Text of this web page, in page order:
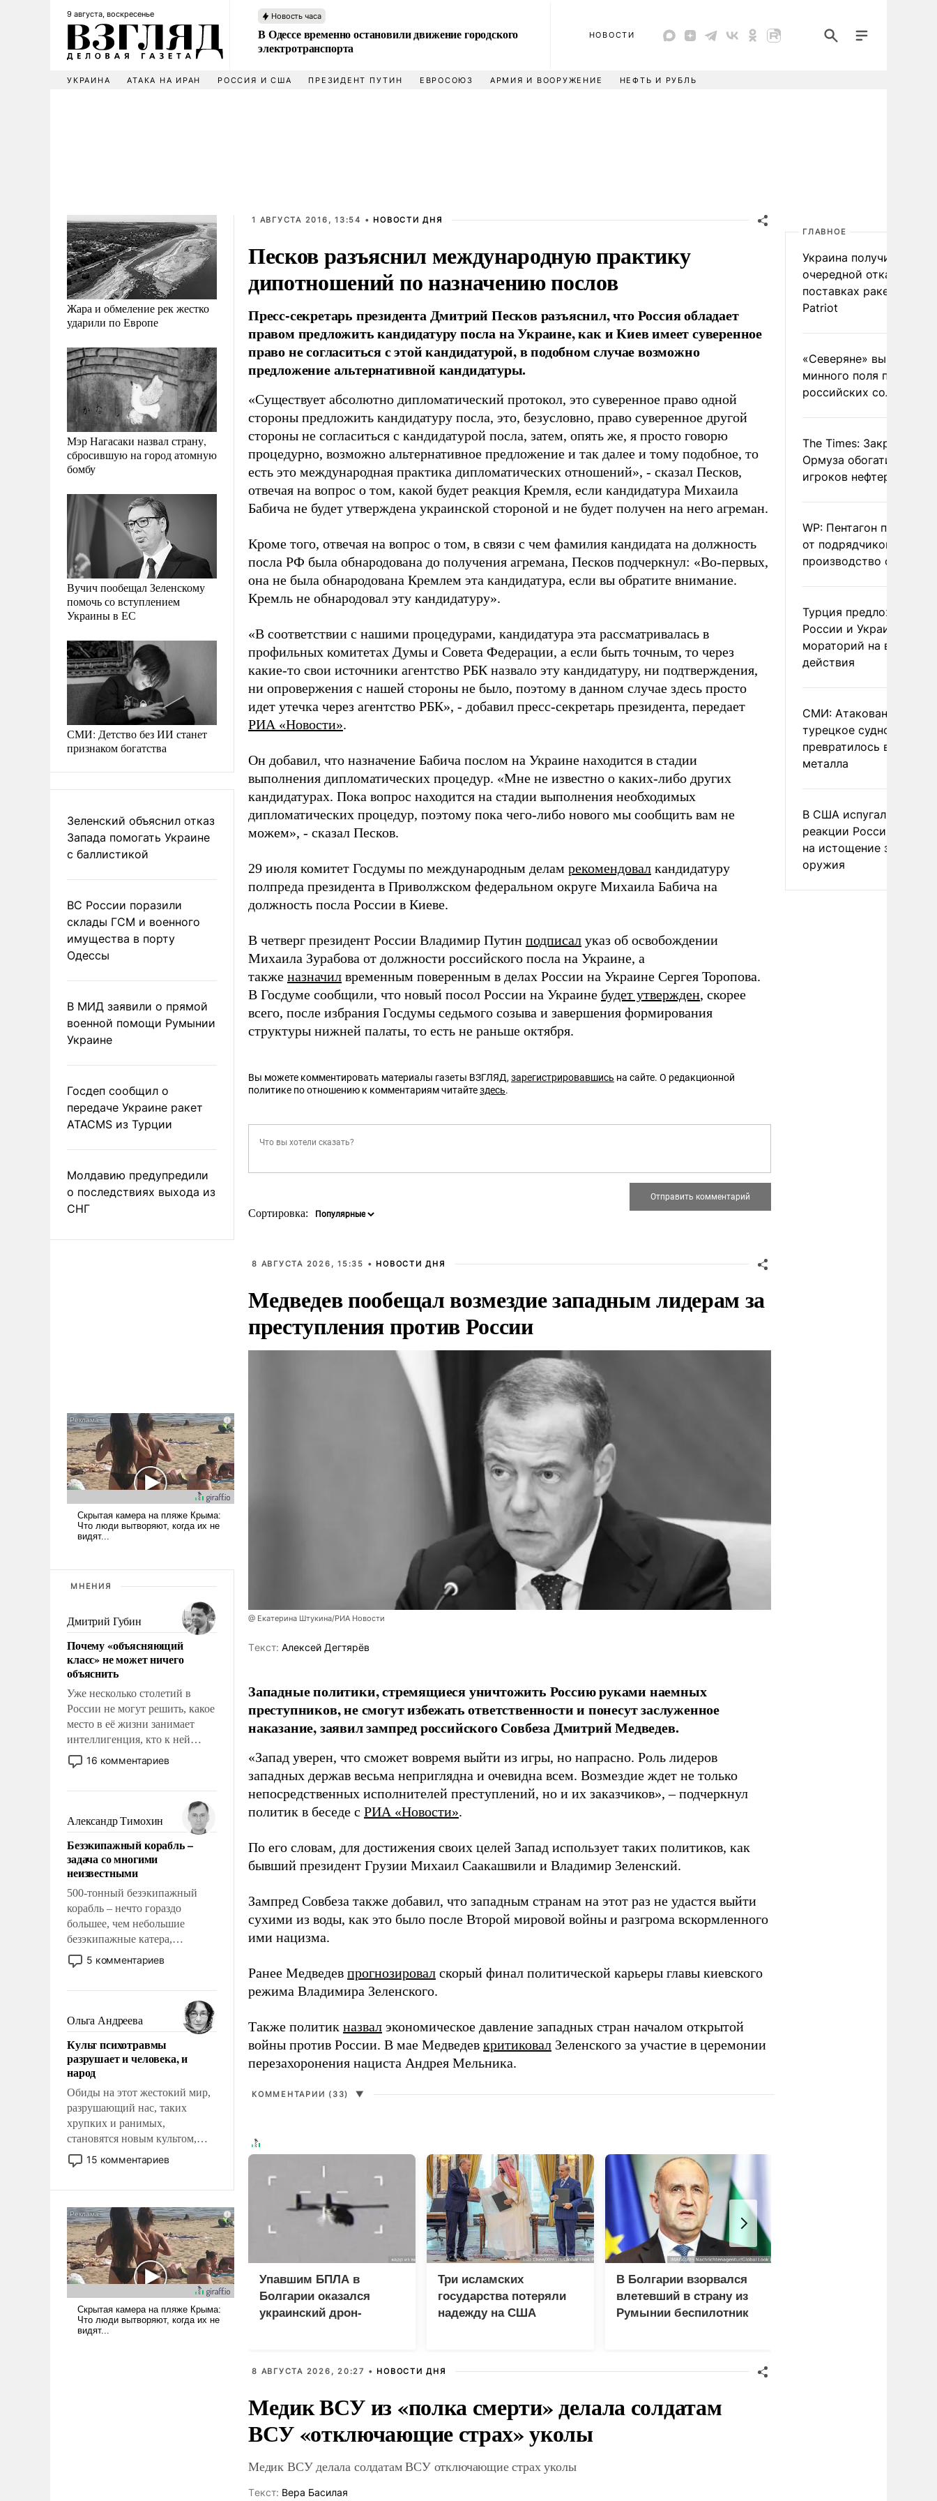
9 августа, воскресенье Новость часа
В Одессе временно остановили движение городского
электротранспорта
НОВОСТИ
УКРАИНА АТАКА НА ИРАН РОССИЯ И США ПРЕЗИДЕНТ ПУТИН ЕВРОСОЮЗ АРМИЯ И ВООРУЖЕНИЕ НЕФТЬ И РУБЛЬ
Жара и обмеление рек жестко
ударили по Европе
Мэр Нагасаки назвал страну,
сбросившую на город атомную
бомбу
Вучич пообещал Зеленскому
помочь со вступлением
Украины в ЕС
СМИ: Детство без ИИ станет
признаком богатства
Зеленский объяснил отказ
Запада помогать Украине
с баллистикой
ВС России поразили
склады ГСМ и военного
имущества в порту
Одессы
В МИД заявили о прямой
военной помощи Румынии
Украине
Госдеп сообщил о
передаче Украине ракет
ATACMS из Турции
Молдавию предупредили
о последствиях выхода из
СНГ
МНЕНИЯ
Дмитрий Губин
Почему «объясняющий
класс» не может ничего
объяснить
Уже несколько столетий в
России не могут решить, какое
место в её жизни занимает
интеллигенция, кто к ней
принадлежит, а кого из неё
исключили с правом
чем она отличается от просто
образованных людей. Иногда
казалось, что эти вопросы
решены раз и навсегда, но –
нет, не решены.
16 комментариев
Александр Тимохин
Безэкипажный корабль –
задача со многими
неизвестными
500-тонный безэкипажный
корабль – нечто гораздо
большее, чем небольшие
безэкипажные катера,
применение которых уже
стало обыденностью. Задача по
сложна и амбициозна. Однако
и ее реализация радикально
поднимет наши боевые
возможности.
5 комментариев
Ольга Андреева
Культ психотравмы
разрушает и человека, и
народ
Обиды на этот жестокий мир,
разрушающий нас, таких
хрупких и ранимых,
становятся новым культом,
постепенно вытесняя и
отменяя традиционное
ударами судьбы, брать на себя
ответственность, помогать
слабым, идти вперед и
адаптироваться.
15 комментариев
1 АВГУСТА 2016, 13:54 • НОВОСТИ ДНЯ
Песков разъяснил международную практику
дипотношений по назначению послов
Пресс-секретарь президента Дмитрий Песков разъяснил, что Россия обладает
правом предложить кандидатуру посла на Украине, как и Киев имеет суверенное
право не согласиться с этой кандидатурой, в подобном случае возможно
предложение альтернативной кандидатуры.
«Существует абсолютно дипломатический протокол, это суверенное право одной
стороны предложить кандидатуру посла, это, безусловно, право суверенное другой
стороны не согласиться с кандидатурой посла, затем, опять же, я просто говорю
процедурно, возможно альтернативное предложение и так далее и тому подобное, то
есть это международная практика дипломатических отношений», - сказал Песков,
отвечая на вопрос о том, какой будет реакция Кремля, если кандидатура Михаила
Бабича не будет утверждена украинской стороной и не будет получен на него агреман.
Кроме того, отвечая на вопрос о том, в связи с чем фамилия кандидата на должность
посла РФ была обнародована до получения агремана, Песков подчеркнул: «Во-первых,
она не была обнародована Кремлем эта кандидатура, если вы обратите внимание.
Кремль не обнародовал эту кандидатуру».
«В соответствии с нашими процедурами, кандидатура эта рассматривалась в
профильных комитетах Думы и Совета Федерации, а если быть точным, то через
какие-то свои источники агентство РБК назвало эту кандидатуру, ни подтверждения,
ни опровержения с нашей стороны не было, поэтому в данном случае здесь просто
идет утечка через агентство РБК», - добавил пресс-секретарь президента, передает
РИА «Новости».
Он добавил, что назначение Бабича послом на Украине находится в стадии
выполнения дипломатических процедур. «Мне не известно о каких-либо других
кандидатурах. Пока вопрос находится на стадии выполнения необходимых
дипломатических процедур, поэтому пока чего-либо нового мы сообщить вам не
можем», - сказал Песков.
29 июля комитет Госдумы по международным делам рекомендовал кандидатуру
полпреда президента в Приволжском федеральном округе Михаила Бабича на
должность посла России в Киеве.
В четверг президент России Владимир Путин подписал указ об освобождении
Михаила Зурабова от должности российского посла на Украине, а
также назначил временным поверенным в делах России на Украине Сергея Торопова.
В Госдуме сообщили, что новый посол России на Украине будет утвержден, скорее
всего, после избрания Госдумы седьмого созыва и завершения формирования
структуры нижней палаты, то есть не раньше октября.
Вы можете комментировать материалы газеты ВЗГЛЯД, зарегистрировавшись на сайте. О редакционной
политике по отношению к комментариям читайтездесь.
Сортировка:
8 АВГУСТА 2026, 15:35 • НОВОСТИ ДНЯ
Медведев пообещал возмездие западным лидерам за
преступления против России
@ Екатерина Штукина/РИА Новости
Tекст: Алексей Дегтярёв
Западные политики, стремящиеся уничтожить Россию руками наемных
преступников, не смогут избежать ответственности и понесут заслуженное
наказание, заявил зампред российского Совбеза Дмитрий Медведев.
«Запад уверен, что сможет вовремя выйти из игры, но напрасно. Роль лидеров
западных держав весьма неприглядна и очевидна всем. Возмездие ждет не только
непосредственных исполнителей преступлений, но и их заказчиков», – подчеркнул
политик в беседе с РИА «Новости».
По его словам, для достижения своих целей Запад использует таких политиков, как
бывший президент Грузии Михаил Саакашвили и Владимир Зеленский.
Зампред Совбеза также добавил, что западным странам на этот раз не удастся выйти
сухими из воды, как это было после Второй мировой войны и разгрома вскормленного
ими нацизма.
Ранее Медведев прогнозировал скорый финал политической карьеры главы киевского
режима Владимира Зеленского.
Также политик назвал экономическое давление западных стран началом открытой
войны против России. В мае Медведев критиковал Зеленского за участие в церемонии
перезахоронения нациста Андрея Мельника.
КОММЕНТАРИИ (33) ▼
Упавшим БПЛА в
Болгарии оказался
украинский дрон-
Три исламских
государства потеряли
надежду на США
В Болгарии взорвался
влетевший в страну из
Румынии беспилотник
8 АВГУСТА 2026, 20:27 • НОВОСТИ ДНЯ
Медик ВСУ из «полка смерти» делала солдатам
ВСУ «отключающие страх» уколы
Медик ВСУ делала солдатам ВСУ отключающие страх уколы
Tекст: Вера Басилая
ГЛАВНОЕ
Украина получила
очередной отказ в
поставках ракет для
Patriot
«Северяне» вывели с
минного поля пленных
российских солдат
The Times: Закрытие
Ормуза обогатило
игроков нефтерынка
WP: Пентагон
от подрядчиков
производство оружия
Турция предложила
России и Украине
мораторий на военные
действия
СМИ: Атакованное ВСУ
турецкое судно
превратилось в груду
металла
В США испугались
реакции России и
на истощение запасов
оружия